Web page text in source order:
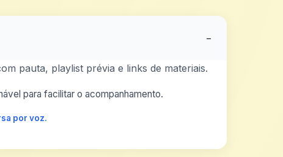
−
pauta, playlist prévia e links de materiais.
para facilitar o acompanhamento.
por voz.